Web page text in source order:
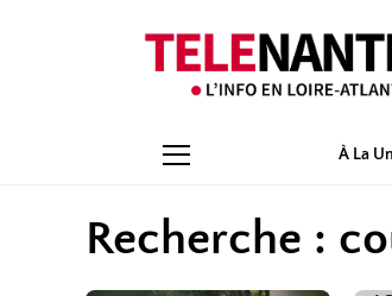
À La
Recherche :